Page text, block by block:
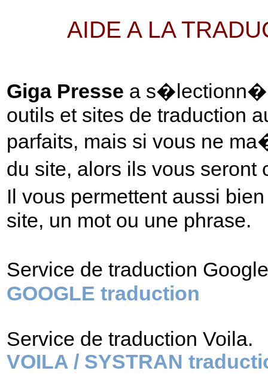
AIDE A LA
Giga Presse a s�lectionn�
outils et sites de traduction
parfaits, mais si vous ne
du site, alors ils vous
Il vous permettent aussi
site, un mot ou une phrase.
Service de traduction
GOOGLE traduction
Service de traduction Voila.
VOILA / SYSTRAN